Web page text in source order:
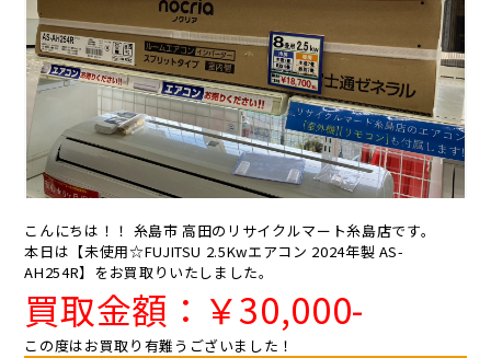
こんにちは！！ 糸島市 高田のリサイクルマート糸島店です。
本日は【未使用☆FUJITSU 2.5Kwエアコン 2024年製 AS-
AH254R】をお買取りいたしました。
買取金額：￥30,000-
この度はお買取り有難うございました！